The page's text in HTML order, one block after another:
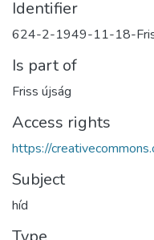
Identifier
624-2-1949-11-18-
Is part of
Friss újság
Access rights
https://
Subject
híd